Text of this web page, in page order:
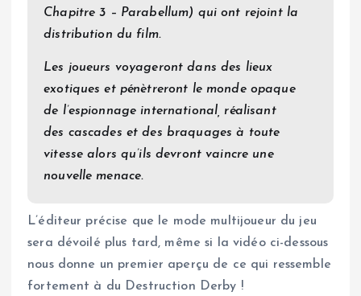
Chapitre 3 – Parabellum) qui ont rejoint la
distribution du film.
Les joueurs voyageront dans des lieux
exotiques et pénètreront le monde opaque
de l’espionnage international, réalisant
des cascades et des braquages à toute
vitesse alors qu’ils devront vaincre une
nouvelle menace.
L’éditeur précise que le mode multijoueur du jeu
sera dévoilé plus tard, même si la vidéo ci-dessous
nous donne un premier aperçu de ce qui ressemble
fortement à du Destruction Derby !